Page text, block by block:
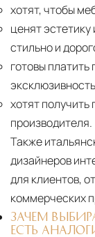
хотят, чтобы
ценят эстетику
стильно и
готовы
хотят
производителя.
Также
дизайнеров
для клиентов,
коммерческих
ЗАЧЕМ
ЕСТЬ